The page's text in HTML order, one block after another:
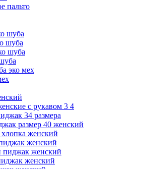
пальто
шуба
шуба
шуба
эко мех
с рукавом 3 4
34 размера
размер 40 женский
женский
женский
пиджак женский
женский